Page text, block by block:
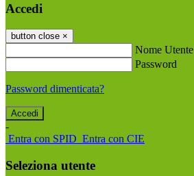
Accedi
button close ×
Nome Utente
Password
Password dimenticata?
-
Entra con SPID Entra con CIE
Seleziona utente